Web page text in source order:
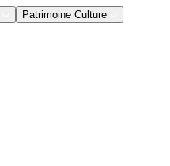
Patrimoine Culture